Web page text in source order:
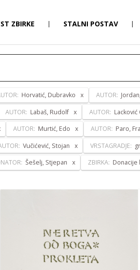
ZBIRKE | STALNI POSTAV |
Horvatić, Dubravko AUTOR:
AUTOR: Labaš, Rudolf AUTOR: Lacković
AUTOR: Murtić, Edo AUTOR: Paro,
Vučićević, Stojan VRSTAGRADJE:
Šešelj, Stjepan ZBIRKA: Donacije